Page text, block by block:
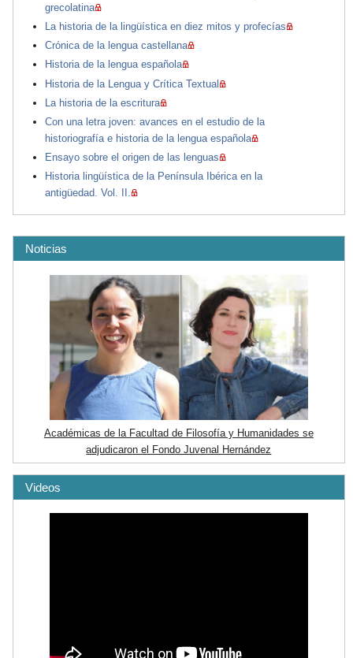
grecolatina
La historia de la lingüística en diez mitos y profecías
Crónica de la lengua castellana
Historia de la lengua española
Historia de la Lengua y Crítica Textual
La historia de la escritura
Con una letra joven: avances en el estudio de la
historiografía e historia de la lengua española
Ensayo sobre el origen de las lenguas
Historia lingüística de la Península Ibérica en la
antigüedad. Vol. II.
Noticias
Académicas de la Facultad de Filosofía y Humanidades se
adjudicaron el Fondo Juvenal Hernández
Videos